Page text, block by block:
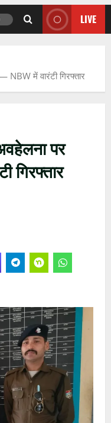
LIVE
NBW में वारंटी गिरफ्तार
पर
गिरफ्तार